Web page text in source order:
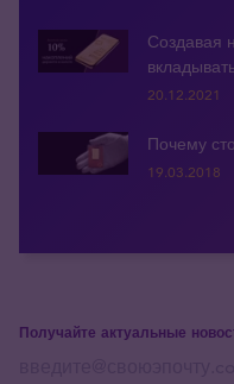
Создавая
20.12.2021
Почему
19.03.2018
Получайте актуальные